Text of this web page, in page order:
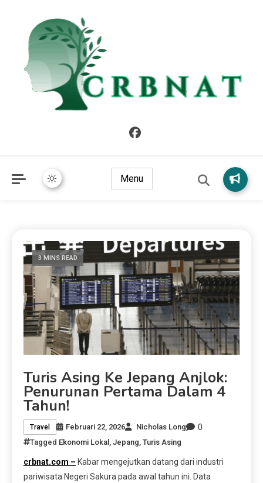
Menu
3 MINS READ
Turis Asing Ke Jepang Anjlok:
Penurunan Pertama Dalam 4
Tahun!
Travel Februari 22, 2026 Nicholas Long 0
Tagged Ekonomi Lokal Jepang Turis Asing
crbnat.com – Kabar mengejutkan datang dari industri
pariwisata Negeri Sakura pada awal tahun ini. Data